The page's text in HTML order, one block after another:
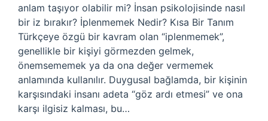
anlam taşıyor olabilir mi? İnsan psikolojisinde nasıl
bir iz bırakır? İplenmemek Nedir? Kısa Bir Tanım
Türkçeye özgü bir kavram olan “iplenmemek”,
genellikle bir kişiyi görmezden gelmek,
önemsememek ya da ona değer vermemek
anlamında kullanılır. Duygusal bağlamda, bir kişinin
karşısındaki insanı adeta “göz ardı etmesi” ve ona
karşı ilgisiz kalması, bu…